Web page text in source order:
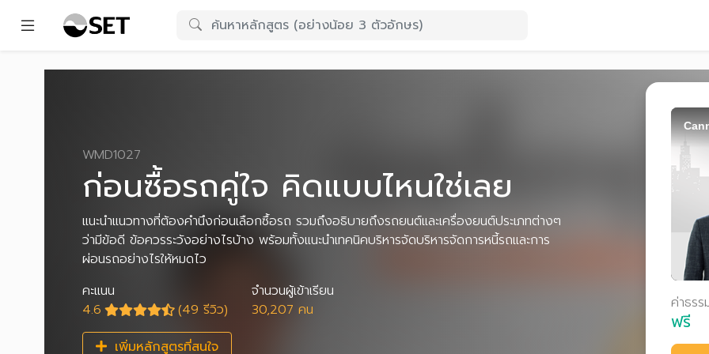
WMD1027
ก่อนซื้อรถคู่ใจ คิดแบบไหนใช่เลย
แนะนำแนวทางที่ต้องคำนึงก่อนเลือกซื้อรถ รวมถึงอธิบายถึงรถยนต์และเครื่องยนต์ประเภทต่างๆ
ว่ามีข้อดี ข้อควรระวังอย่างไรบ้าง พร้อมทั้งแนะนำเทคนิคบริหารจัดบริหารจัดการหนี้รถและการ
ผ่อนรถอย่างไรให้หมดไว
คะแนน
4.6
(49 รีวิว)
จำนวนผู้เข้าเรียน
30,207 คน
เพิ่มหลักสูตรที่สนใจ
ค่าธรร
ฟรี